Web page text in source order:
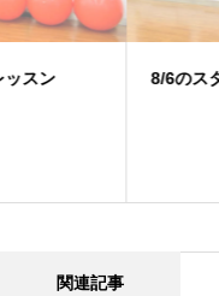
8/6のスタジオレッスン
関連記事